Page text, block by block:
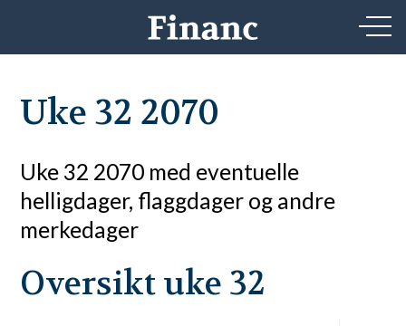
Uke 32 2070
Uke 32 2070 med eventuelle
helligdager, flaggdager og andre
merkedager
Oversikt uke 32